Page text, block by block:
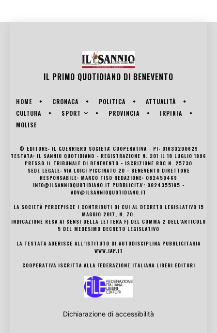
IL PRIMO QUOTIDIANO DI BENEVENTO
HOME CRONACA POLITICA
ATTUALITÀ
CULTURA
SPORT PROVINCIA
IRPINIA
MOLISE
© EDITORE: IL GUERRIERO SOCIETA' COOPERATIVA - PI: 01633200629
TESTATA: IL SANNIO QUOTIDIANO - REGISTRAZIONE N. 201 IL 18 LUGLIO 1996
PRESSO IL TRIBUNALE DI BENEVENTO - ISCRIZIONE ROC N. 25730
SEDE LEGALE: VIA LUIGI PICCINATO 20 - BENEVENTO DIRETTORE
RESPONSABILE: MARCO TISO REDAZIONE: 082450469
INFO@ILSANNIOQUOTIDIANO.IT PUBBLICITA': 0824355185 -
ADV@ILSANNIOQUOTIDIANO.IT
LA SOCIETÀ PERCEPISCE I CONTRIBUTI DI CUI AL DECRETO LEGISLATIVO 15
MAGGIO 2017, N. 70.
INDICAZIONE RESA AI SENSI DELLA LETTERA F) DEL COMMA 2 DELL’ARTICOLO
5 DEL MEDESIMO DECRETO LEGISLATIVO
LA TESTATA ADERISCE ALL’ISTITUTO DI AUTODISCIPLINA PUBBLICITARIA
WWW.IAP.IT
COOPERATIVA ISCRITTA ALLA FEDERAZIONE ITALIANA LIBERI EDITORI
Dichiarazione di accessibilità